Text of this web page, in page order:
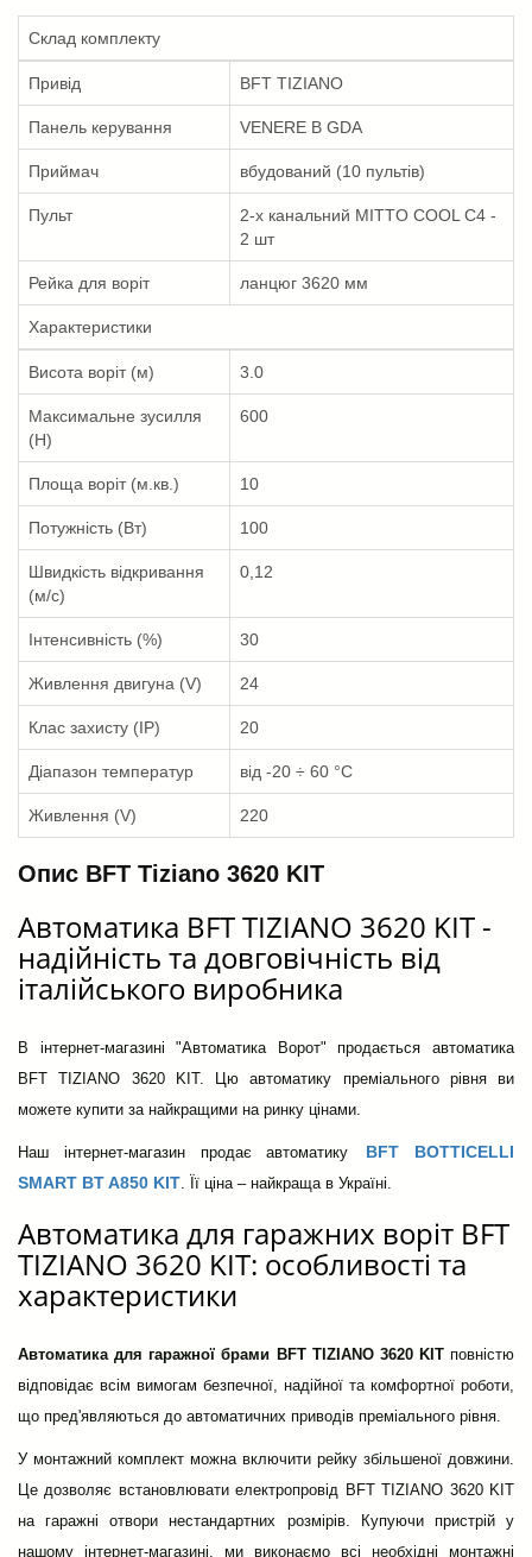
Склад комплекту
Привід BFT TIZIANO
Панель керування VENERE B GDA
Приймач вбудований (10 пультів)
Пульт
2-х канальний MITTO COOL C4 -
2 шт
Рейка для воріт ланцюг 3620 мм
Характеристики
Висота воріт (м) 3.0
Максимальне зусилля
(Н)
600
Площа воріт (м.кв.) 10
Потужність (Вт) 100
Швидкість відкривання
(м/с)
0,12
Інтенсивність (%) 30
Живлення двигуна (V) 24
Клас захисту (IP) 20
Діапазон температур від -20 ÷ 60 °C
Живлення (V) 220
Опис BFT Tiziano 3620 KIT
Автоматика BFT TIZIANO 3620 KIT -
надійність та довговічність від
італійського виробника
В інтернет-магазині "Автоматика Ворот" продається автоматика
BFT TIZIANO 3620 KIT. Цю автоматику преміального рівня ви
можете купити за найкращими на ринку цінами.
Наш інтернет-магазин продає автоматику
BFT BOTTICELLI
SMART BT A850 KIT . Її ціна – найкраща в Україні.
Автоматика для гаражних воріт BFT
TIZIANO 3620 KIT: особливості та
характеристики
Автоматика для гаражної брами BFT TIZIANO 3620 KIT повністю
відповідає всім вимогам безпечної, надійної та комфортної роботи,
що пред'являються до автоматичних приводів преміального рівня.
У монтажний комплект можна включити рейку збільшеної довжини.
Це дозволяє встановлювати електропровід BFT TIZIANO 3620 KIT
на гаражні отвори нестандартних розмірів. Купуючи пристрій у
нашому інтернет-магазині, ми виконаємо всі необхідні монтажні